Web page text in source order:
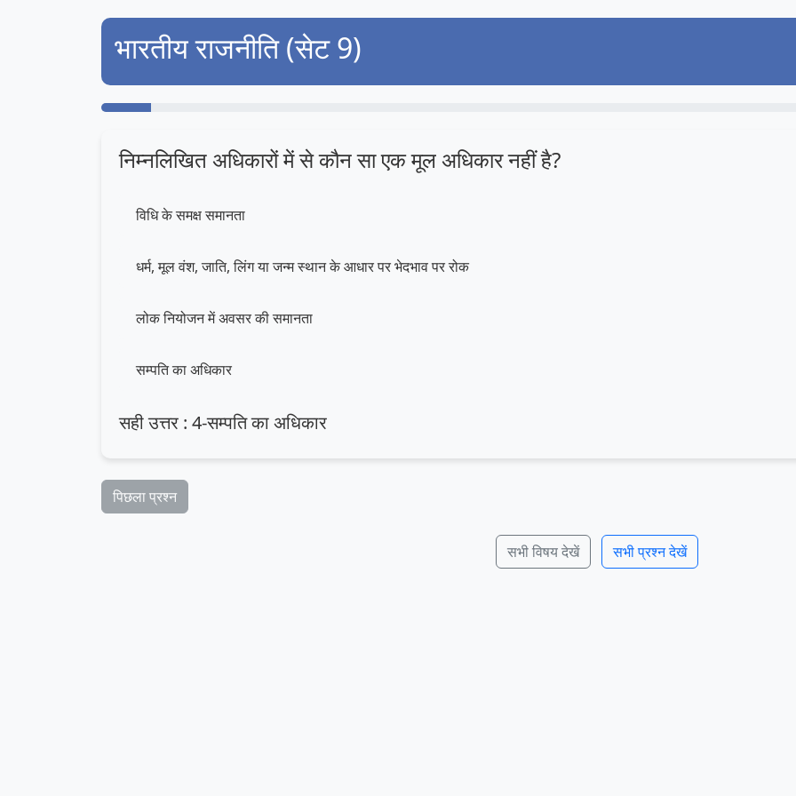
भारतीय राजनीति (सेट 9)
निम्नलिखित अधिकारों में से कौन सा एक मूल अधिकार नहीं है?
विधि के समक्ष समानता
धर्म, मूल वंश, जाति, लिंग या जन्म स्थान के आधार पर भेदभाव पर रोक
लोक नियोजन में अवसर की समानता
सम्पति का अधिकार
सही उत्तर : 4-सम्पति का अधिकार
पिछला प्रश्न
सभी विषय देखें सभी प्रश्न देखें